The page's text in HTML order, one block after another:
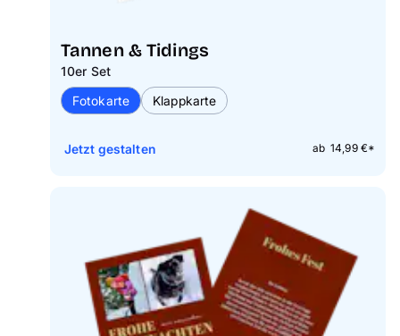
Tannen & Tidings
10er Set
Fotokarte
Klappkarte
ab 14,99 €*
Jetzt gestalten